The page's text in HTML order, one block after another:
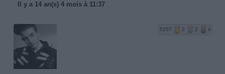
Il y a 14 an(s) 4 mois à 11:37
5257 2 2 4